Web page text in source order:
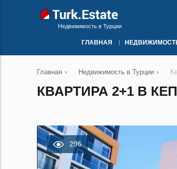
Недвижимость в Турции
ГЛАВНАЯ
Главная › Недвижимость в Турции ›
КВАРТИРА 2+1 В
296